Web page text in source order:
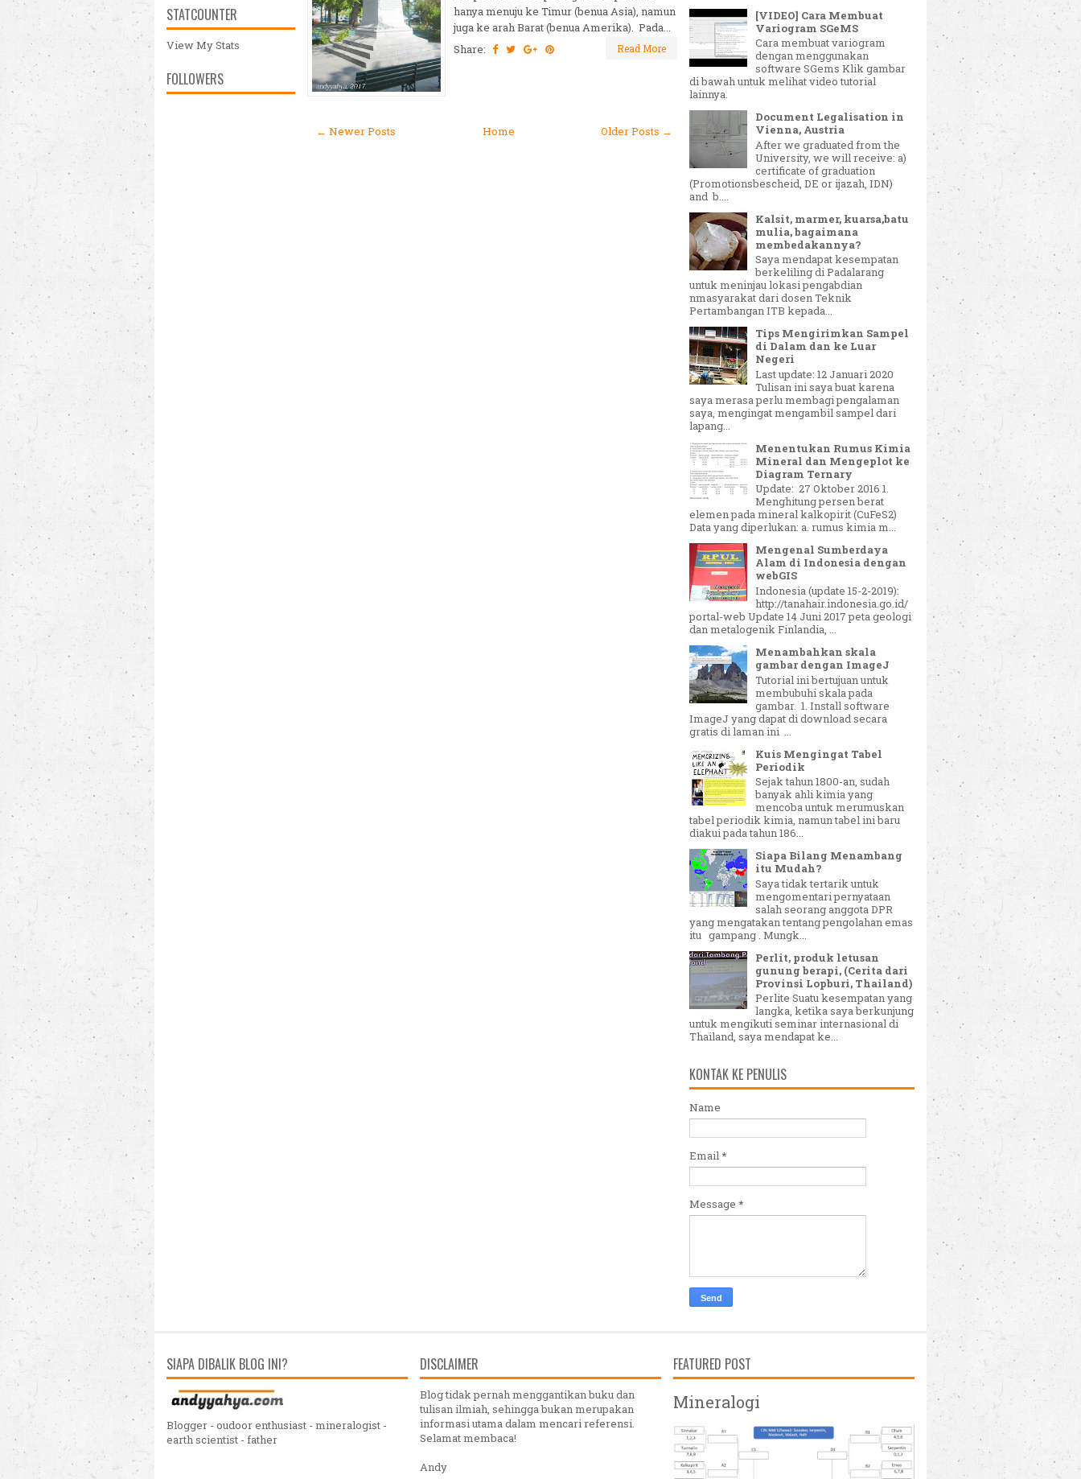
hanya menuju ke Timur (benua Asia), namun
juga ke arah Barat (benua Amerika). Pada...
Share:
Read More
← Newer Posts Older Posts →
Home
STATCOUNTER
View My Stats
FOLLOWERS
[VIDEO] Cara Membuat
Variogram SGeMS
Cara membuat variogram
dengan menggunakan
software SGems Klik gambar
di bawah untuk melihat video tutorial
lainnya.
Document Legalisation in
Vienna, Austria
After we graduated from the
University, we will receive: a)
certificate of graduation
(Promotionsbescheid, DE or ijazah, IDN)
and b....
Kalsit, marmer, kuarsa,batu
mulia, bagaimana
membedakannya?
Saya mendapat kesempatan
berkeliling di Padalarang
untuk meninjau lokasi pengabdian
nmasyarakat dari dosen Teknik
Pertambangan ITB kepada...
Tips Mengirimkan Sampel
di Dalam dan ke Luar
Negeri
Last update: 12 Januari 2020
Tulisan ini saya buat karena
saya merasa perlu membagi pengalaman
saya, mengingat mengambil sampel dari
lapang...
Menentukan Rumus Kimia
Mineral dan Mengeplot ke
Diagram Ternary
Update: 27 Oktober 2016 1.
Menghitung persen berat
elemen pada mineral kalkopirit (CuFeS2)
Data yang diperlukan: a. rumus kimia m...
Mengenal Sumberdaya
Alam di Indonesia dengan
webGIS
Indonesia (update 15-2-2019):
http://tanahair.indonesia.go.id/
portal-web Update 14 Juni 2017 peta geologi
dan metalogenik Finlandia, ...
Menambahkan skala
gambar dengan ImageJ
Tutorial ini bertujuan untuk
membubuhi skala pada
gambar. 1. Install software
ImageJ yang dapat di download secara
gratis di laman ini ...
Kuis Mengingat Tabel
Periodik
Sejak tahun 1800-an, sudah
banyak ahli kimia yang
mencoba untuk merumuskan
tabel periodik kimia, namun tabel ini baru
diakui pada tahun 186...
Siapa Bilang Menambang
itu Mudah?
Saya tidak tertarik untuk
mengomentari pernyataan
salah seorang anggota DPR
yang mengatakan tentang pengolahan emas
itu gampang . Mungk...
Perlit, produk letusan
gunung berapi, (Cerita dari
Provinsi Lopburi, Thailand)
Perlite Suatu kesempatan yang
langka, ketika saya berkunjung
untuk mengikuti seminar internasional di
Thailand, saya mendapat ke...
KONTAK KE PENULIS
Name
Email *
Message *
SIAPA DIBALIK BLOG INI?
Blogger - oudoor enthusiast - mineralogist -
earth scientist - father
DISCLAIMER
Blog tidak pernah menggantikan buku dan
tulisan ilmiah, sehingga bukan merupakan
informasi utama dalam mencari referensi.
Selamat membaca!
Andy
FEATURED POST
Mineralogi